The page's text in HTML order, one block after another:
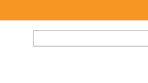
FORMULAIRE DE